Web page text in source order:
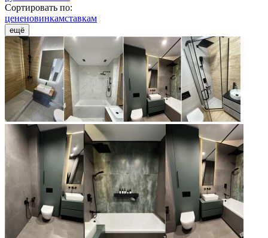
Сортировать по:
цененовинкамставкам
ещё